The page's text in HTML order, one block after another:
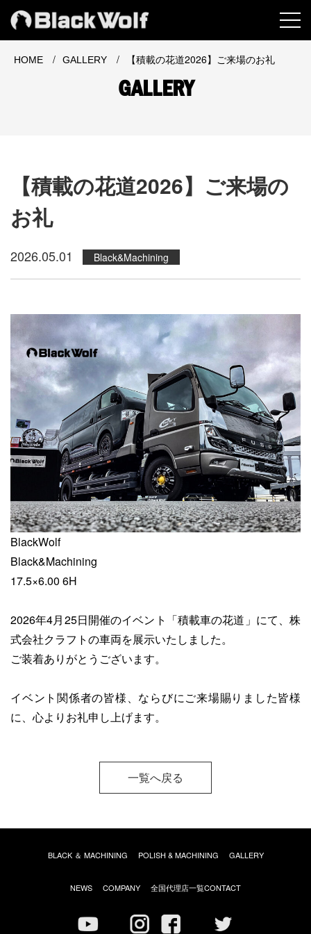
HOME / GALLERY / 【積載の花道2026】ご来場のお礼
GALLERY
【積載の花道2026】ご来場の
お礼
2026.05.01 Black&Machining
BlackWolf
Black&Machining
17.5×6.00 6H
2026年4月25日開催のイベント「積載車の花道」にて、株
式会社クラフトの車両を展示いたしました。
ご装着ありがとうございます。
イベント関係者の皆様、ならびにご来場賜りました皆様
に、心よりお礼申し上げます。
一覧へ戻る
BLACK ＆ MACHINING POLISH & MACHINING GALLERY
NEWS COMPANY 全国代理店一覧CONTACT